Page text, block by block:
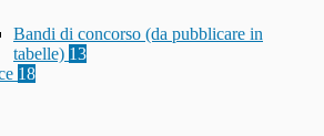
Bandi di concorso (da pubblicare in
tabelle) 13
18